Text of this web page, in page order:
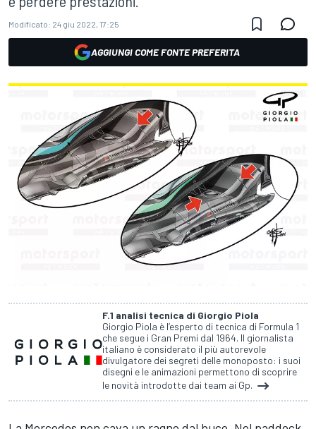
Modificato: 24 giu 2022, 17:25
AGGIUNGI COME FONTE PREFERITA
F.1 analisi tecnica di Giorgio Piola
Giorgio Piola è l’esperto di tecnica di Formula 1
che segue i Gran Premi dal 1964. Il giornalista
italiano è considerato il più autorevole
divulgatore dei segreti delle monoposto: i suoi
disegni e le animazioni permettono di scoprire
le novità introdotte dai team ai Gp.